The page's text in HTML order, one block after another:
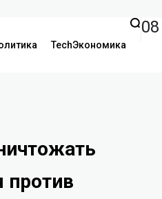
TechЭкономика
08
против